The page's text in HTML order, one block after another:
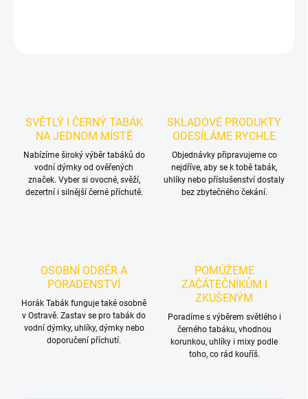
SVĚTLÝ I ČERNÝ TABÁK
NA JEDNOM MÍSTĚ
Nabízíme široký výběr tabáků do
vodní dýmky od ověřených
značek. Vyber si ovocné, svěží,
dezertní i silnější černé příchutě.
SKLADOVÉ PRODUKTY
ODESÍLÁME RYCHLE
Objednávky připravujeme co
nejdříve, aby se k tobě tabák,
uhlíky nebo příslušenství dostaly
bez zbytečného čekání.
OSOBNÍ ODBĚR A
PORADENSTVÍ
Horák Tabák funguje také osobně
v Ostravě. Zastav se pro tabák do
vodní dýmky, uhlíky, dýmky nebo
doporučení příchutí.
POMŮŽEME
ZAČÁTEČNÍKŮM I
ZKUŠENÝM
Poradíme s výběrem světlého i
černého tabáku, vhodnou
korunkou, uhlíky i mixy podle
toho, co rád kouříš.